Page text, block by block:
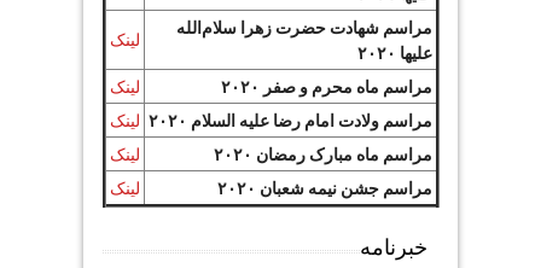
مراسم شهادت حضرت زهرا سلام‌الله
علیها ۲۰۲۰
لینک
مراسم ماه محرم و صفر ۲۰۲۰
لینک
مراسم ولادت امام رضا علیه السلام ۲۰۲۰
لینک
مراسم ماه مبارک رمضان ۲۰۲۰
لینک
مراسم جشن نیمه شعبان ۲۰۲۰
لینک
خبرنامه